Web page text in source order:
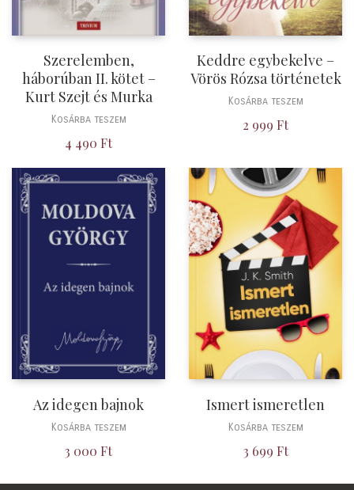
Szerelemben,
háborúban II. kötet –
Kurt Szejt és Murka
Kosárba teszem
4 490 Ft
Keddre egybekelve –
Vörös Rózsa történetek
Kosárba teszem
2 999 Ft
Az idegen bajnok
Kosárba teszem
3 000 Ft
Ismert ismeretlen
Kosárba teszem
3 699 Ft